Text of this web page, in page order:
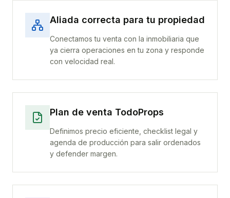
Aliada correcta para tu propiedad
Conectamos tu venta con la inmobiliaria que
ya cierra operaciones en tu zona y responde
con velocidad real.
Plan de venta TodoProps
Definimos precio eficiente, checklist legal y
agenda de producción para salir ordenados
y defender margen.